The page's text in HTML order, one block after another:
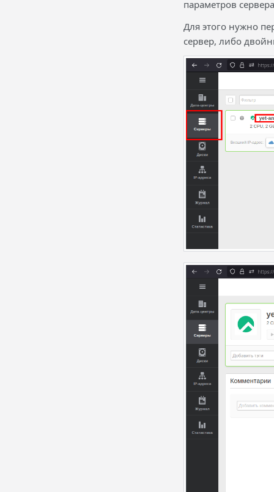
параметров
Для этого нужно
сервер, либо